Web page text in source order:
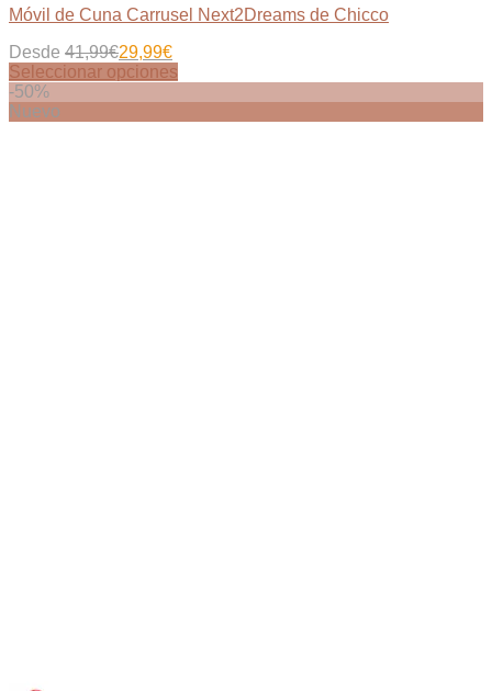
Móvil de Cuna Carrusel Next2Dreams de Chicco
Desde 41,99€29,99€
Seleccionar opciones
Este
producto
-50%
Nuevo